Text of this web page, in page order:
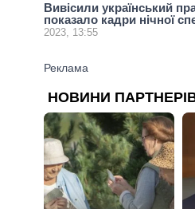
Вивісили український
показало кадри нічної
2023, 13:55